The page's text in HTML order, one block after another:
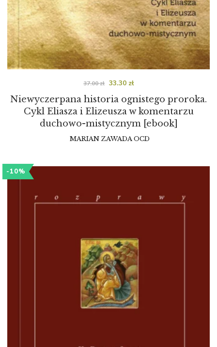
Niewyczerpana historia ognistego proroka.
Cykl Eliasza i Elizeusza w komentarzu
duchowo-mistycznym [ebook]
MARIAN ZAWADA OCD
37.00zł 33.30 zł
-10%